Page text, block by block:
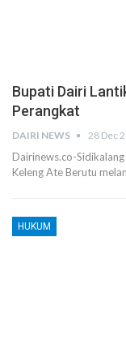
Bupati Dairi
Perangkat
DAIRI NEWS 28 Dec
Dairinews.co-
Keleng Ate Berutu
HUKUM